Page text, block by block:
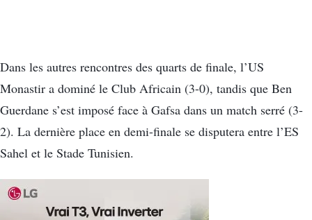
Dans les autres rencontres des quarts de finale, l’US
Monastir a dominé le Club Africain (3-0), tandis que Ben
Guerdane s’est imposé face à Gafsa dans un match serré (3-
2). La dernière place en demi-finale se disputera entre l’ES
Sahel et le Stade Tunisien.